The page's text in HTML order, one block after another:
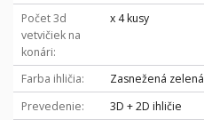
Počet 3d
vetvičiek na
konári
x 4 kusy
Farba ihličia
Zasnežená zelená
Prevedenie
3D + 2D ihličie